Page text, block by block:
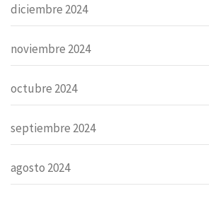
diciembre 2024
noviembre 2024
octubre 2024
septiembre 2024
agosto 2024